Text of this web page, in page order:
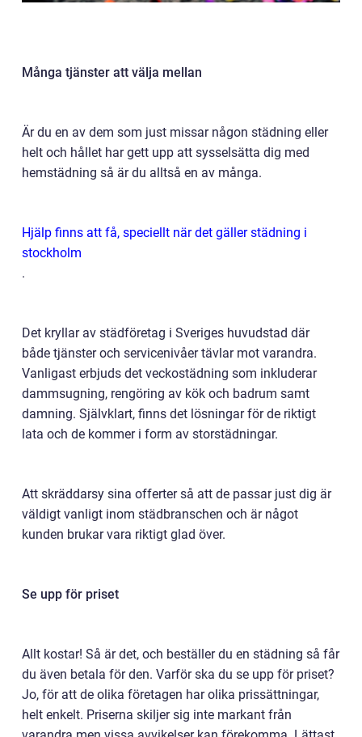
Många tjänster att välja mellan
Är du en av dem som just missar någon städning eller
helt och hållet har gett upp att sysselsätta dig med
hemstädning så är du alltså en av många.
Hjälp finns att få, speciellt när det gäller städning i
stockholm
.
Det kryllar av städföretag i Sveriges huvudstad där
både tjänster och servicenivåer tävlar mot varandra.
Vanligast erbjuds det veckostädning som inkluderar
dammsugning, rengöring av kök och badrum samt
damning. Självklart, finns det lösningar för de riktigt
lata och de kommer i form av storstädningar.
Att skräddarsy sina offerter så att de passar just dig är
väldigt vanligt inom städbranschen och är något
kunden brukar vara riktigt glad över.
Se upp för priset
Allt kostar! Så är det, och beställer du en städning så får
du även betala för den. Varför ska du se upp för priset?
Jo, för att de olika företagen har olika prissättningar,
helt enkelt. Priserna skiljer sig inte markant från